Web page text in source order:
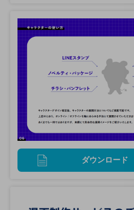
ダウンロード